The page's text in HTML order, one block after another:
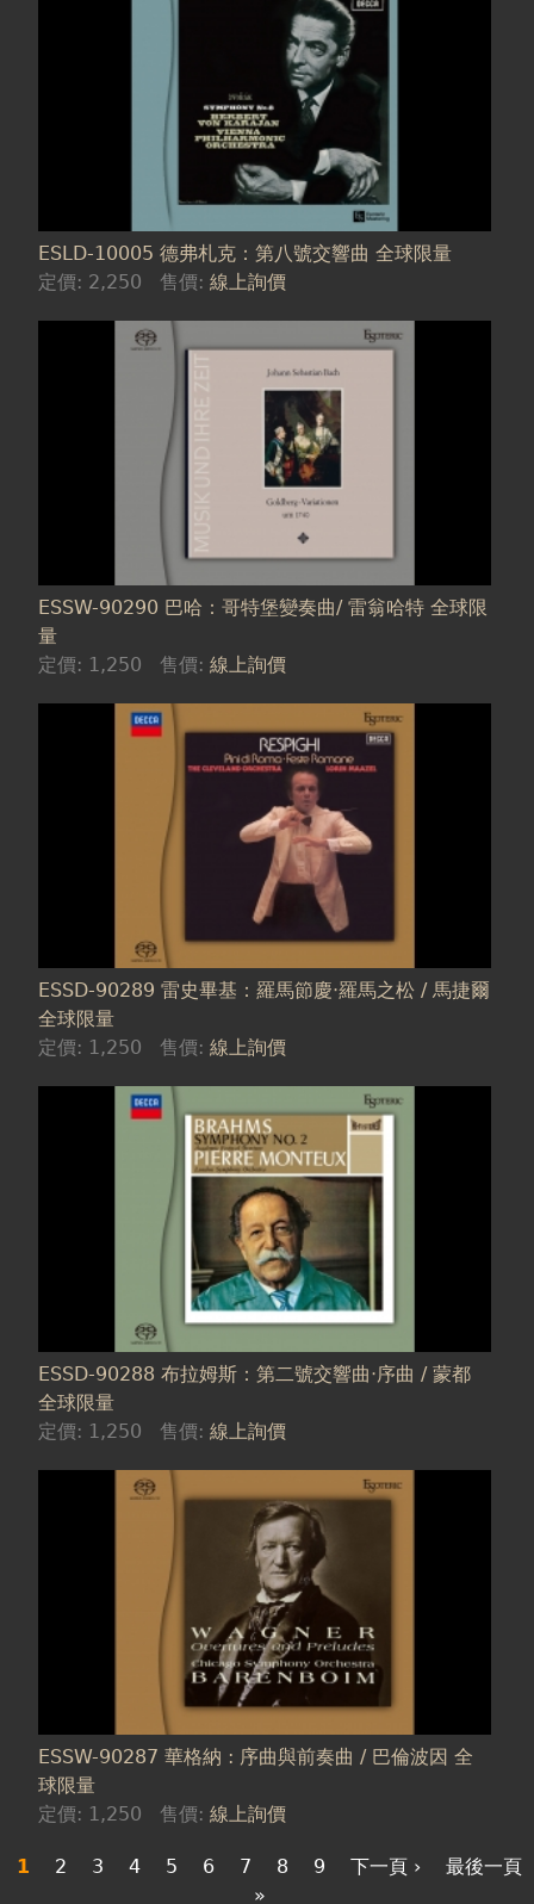
ESLD-10005 德弗札克：第八號交響曲 全球限量
定價: 2,250 售價:線上詢價
ESSW-90290 巴哈：哥特堡變奏曲/ 雷翁哈特 全球限
量
定價: 1,250 售價:線上詢價
ESSD-90289 雷史畢基：羅馬節慶‧羅馬之松 / 馬捷爾
全球限量
定價: 1,250 售價:線上詢價
ESSD-90288 布拉姆斯：第二號交響曲‧序曲 / 蒙都
全球限量
定價: 1,250 售價:線上詢價
ESSW-90287 華格納 : 序曲與前奏曲 / 巴倫波因 全
球限量
定價: 1,250 售價:線上詢價
1 2 3 4 5 6 7 8 9 下一頁 ›
最後一頁
»